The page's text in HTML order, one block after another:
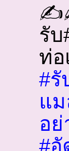
รับ
ท่อ
#รั
แ
อ
#อั